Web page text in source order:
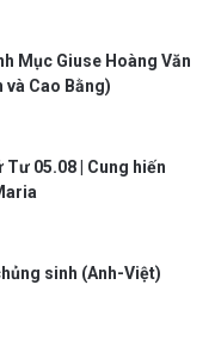
Mục Giuse Hoàng Văn
và Cao Bằng)
Tư 05.08 | Cung hiến
sinh (Anh-Việt)